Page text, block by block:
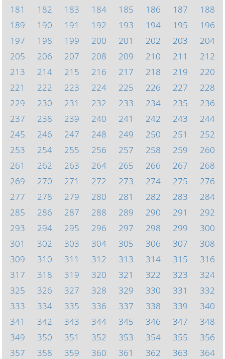
181
182 183 184 185 186 187
188
189
190 191 192 193 194 195
196
197
198 199 200 201 202 203
204
205
206 207 208 209 210 211
212
213
214 215 216 217 218 219
220
221
222 223 224 225 226 227
228
229
230 231 232 233 234 235
236
237
238 239 240 241 242 243
244
245
246 247 248 249 250 251
252
253
254 255 256 257 258 259
260
261
262 263 264 265 266 267
268
269
270 271 272 273 274 275
276
277
278 279 280 281 282 283
284
285
286 287 288 289 290 291
292
293
294 295 296 297 298 299
300
301
302 303 304 305 306 307
308
309
310 311 312 313 314 315
316
317
318 319 320 321 322 323
324
325
326 327 328 329 330 331
332
333
334 335 336 337 338 339
340
341
342 343 344 345 346 347
348
349
350 351 352 353 354 355
356
357
358 359 360 361 362 363 364